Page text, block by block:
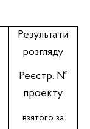
Результати
розгляду
Реєстр. №
проекту
взятого за